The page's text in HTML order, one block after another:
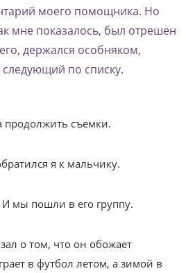
моего помощника. Но
мне показалось, был отрешен
держался особняком,
по списку.
продолжить съемки.
я к мальчику.
мы пошли в его группу.
о том, что он обожает
в футбол летом, а зимой в